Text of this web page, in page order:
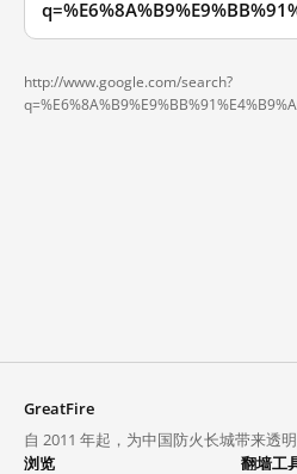
http://www.google.com/search?
GreatFire
自 2011 年起，为中国防火长城带来透明
浏览
翻墙工